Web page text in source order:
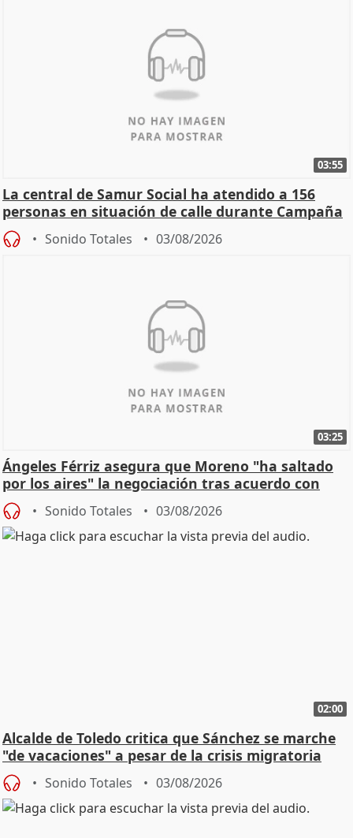
03:55
La central de Samur Social ha atendido a 156
personas en situación de calle durante Campaña
de Calor
Sonido Totales 03/08/2026
03:25
Ángeles Férriz asegura que Moreno "ha saltado
por los aires" la negociación tras acuerdo con
SMA
Sonido Totales 03/08/2026
02:00
Alcalde de Toledo critica que Sánchez se marche
"de vacaciones" a pesar de la crisis migratoria
Sonido Totales 03/08/2026